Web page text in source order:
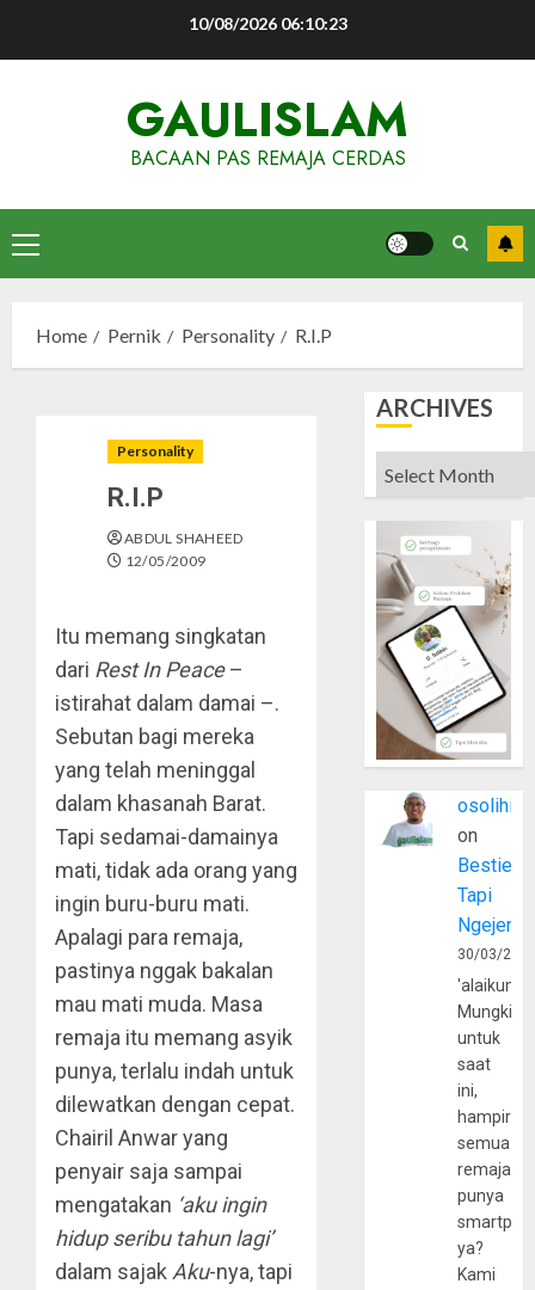
10/08/2026 06:10:24
GAULISLAM
BACAAN PAS REMAJA CERDAS
Primary
Menu
Home Pernik Personality R.I.P
Personality
R.I.P
ABDUL SHAHEED
12/05/2009
Itu memang singkatan
dari Rest In Peace–
istirahat dalam damai –.
Sebutan bagi mereka
yang telah meninggal
dalam khasanah Barat.
Tapi sedamai-damainya
mati, tidak ada orang yang
ingin buru-buru mati.
Apalagi para remaja,
pastinya nggak bakalan
mau mati muda. Masa
remaja itu memang asyik
punya, terlalu indah untuk
dilewatkan dengan cepat.
Chairil Anwar yang
penyair saja sampai
mengatakan ‘aku ingin
hidup seribu tahun lagi’
dalam sajak Aku-nya, tapi
ARCHIVES
Archives
osolihin
on
Bestie
Tapi
30/03/
Mungkin
untuk
saat
ini,
hampir
semua
remaja
punya
ya?
Kami